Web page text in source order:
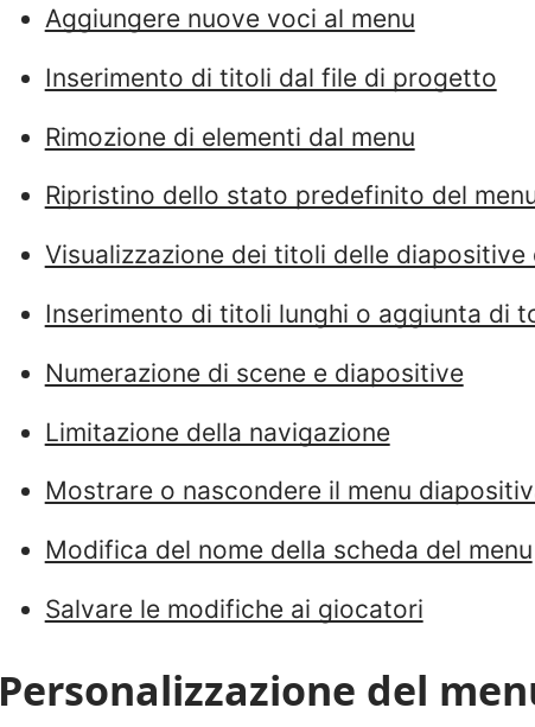
Aggiungere nuove voci al menu
Inserimento di titoli dal file di progetto
Rimozione di elementi dal menu
Ripristino dello stato predefinito del
Visualizzazione dei titoli delle
Inserimento di titoli lunghi o aggiunta di
Numerazione di scene e diapositive
Limitazione della navigazione
Mostrare o nascondere il menu
Modifica del nome della scheda del menu
Salvare le modifiche ai giocatori
Personalizzazione del